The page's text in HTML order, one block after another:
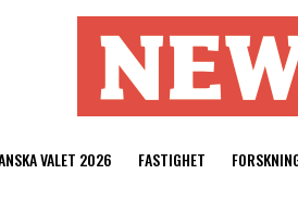
VALET 2026 FASTIGHET